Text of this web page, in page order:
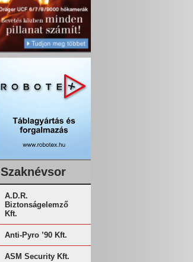
Szaknévsor
A.D.R.
Biztonságelemző
Kft.
Anti-Pyro ’90 Kft.
ASM Security Kft.